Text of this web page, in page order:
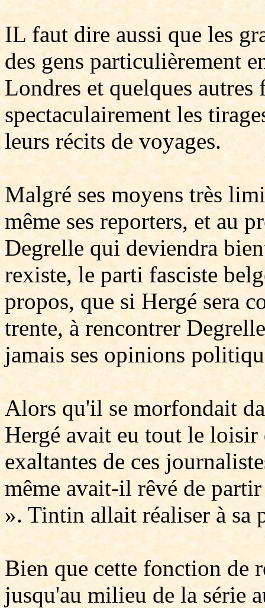
IL faut dire aussi que les
des gens particulièrement
Londres et quelques autres
spectaculairement les
leurs récits de voyages.
Malgré ses moyens très
même ses reporters, et au
Degrelle qui deviendra
rexiste, le parti fasciste
propos, que si Hergé sera
trente, à rencontrer
jamais ses opinions
Alors qu'il se morfondait
Hergé avait eu tout le loisir
exaltantes de ces
même avait-il rêvé de
». Tintin allait réaliser à sa
Bien que cette fonction de
jusqu'au milieu de la série